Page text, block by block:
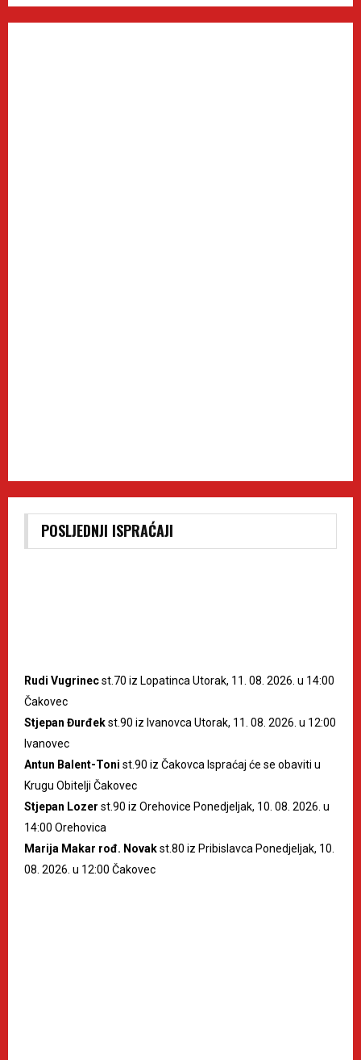
POSLJEDNJI ISPRAĆAJI
Rudi Vugrinecst.70 iz Lopatinca Utorak, 11. 08. 2026. u 14:00
Čakovec
Stjepan Đurđekst.90 iz Ivanovca Utorak, 11. 08. 2026. u 12:00
Ivanovec
Antun Balent-Toni st.90 iz Čakovca Ispraćaj će se obaviti u
Krugu Obitelji Čakovec
Stjepan Lozer st.90 iz Orehovice Ponedjeljak, 10. 08. 2026. u
14:00 Orehovica
Marija Makar rođ. Novakst.80 iz Pribislavca Ponedjeljak, 10.
08. 2026. u 12:00 Čakovec